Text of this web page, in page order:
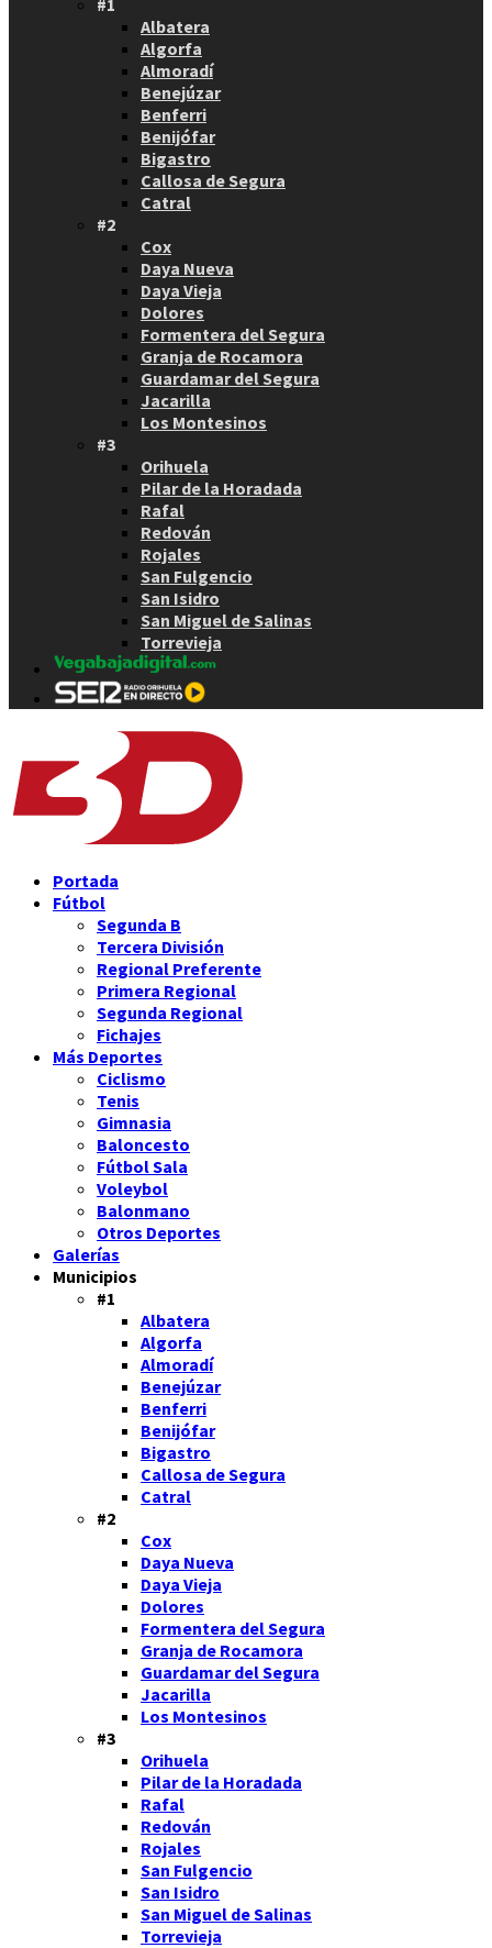
#1
Albatera
Algorfa
Almoradí
Benejúzar
Benferri
Benijófar
Bigastro
Callosa de Segura
Catral
#2
Cox
Daya Nueva
Daya Vieja
Dolores
Formentera del Segura
Granja de Rocamora
Guardamar del Segura
Jacarilla
Los Montesinos
#3
Orihuela
Pilar de la Horadada
Rafal
Redován
Rojales
San Fulgencio
San Isidro
San Miguel de Salinas
Torrevieja
Portada
Fútbol
Segunda B
Tercera División
Regional Preferente
Primera Regional
Segunda Regional
Fichajes
Más Deportes
Ciclismo
Tenis
Gimnasia
Baloncesto
Fútbol Sala
Voleybol
Balonmano
Otros Deportes
Galerías
Municipios
#1
Albatera
Algorfa
Almoradí
Benejúzar
Benferri
Benijófar
Bigastro
Callosa de Segura
Catral
#2
Cox
Daya Nueva
Daya Vieja
Dolores
Formentera del Segura
Granja de Rocamora
Guardamar del Segura
Jacarilla
Los Montesinos
#3
Orihuela
Pilar de la Horadada
Rafal
Redován
Rojales
San Fulgencio
San Isidro
San Miguel de Salinas
Torrevieja